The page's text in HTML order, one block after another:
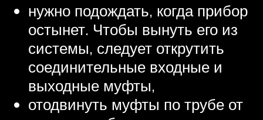
нужно подождать, когда прибор
остынет. Чтобы вынуть его из
системы, следует открутить
соединительные входные и
выходные муфты,
отодвинуть муфты по трубе от